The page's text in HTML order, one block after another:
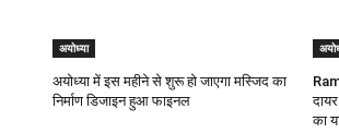
अयोध्या
अयोध्या में इस महीने से शुरू हो जाएगा मस्जिद का
निर्माण डिजाइन हुआ फाइनल
का